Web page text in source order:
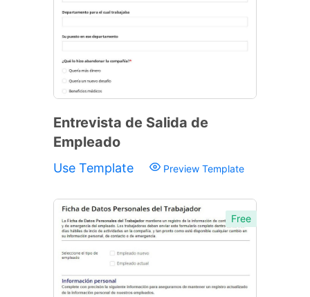
Entrevista de Salida de
Empleado
Use Template Preview Template
Free